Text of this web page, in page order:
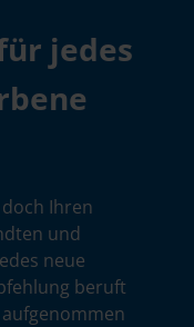
jedes
Ihren
und
neue
beruft